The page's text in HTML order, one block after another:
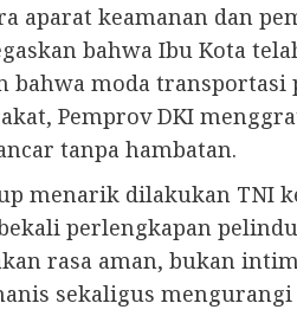
aparat keamanan dan
bahwa Ibu Kota
bahwa moda
Pemprov DKI
tanpa hambatan.
menarik dilakukan TNI
perlengkapan
rasa aman, bukan
sekaligus mengurangi